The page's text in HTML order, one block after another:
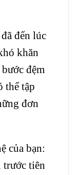
đến lúc
khăn
đệm
thể tập
đơn
của bạn:
trước tiên